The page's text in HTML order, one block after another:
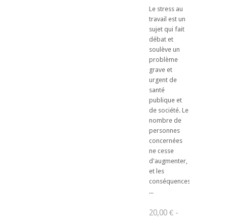
Le stress au
travail est un
sujet qui fait
débat et
soulève un
problème
grave et
urgent de
santé
publique et
de société. Le
nombre de
personnes
concernées
ne cesse
d'augmenter,
et les
conséquences
...
20,00 € -